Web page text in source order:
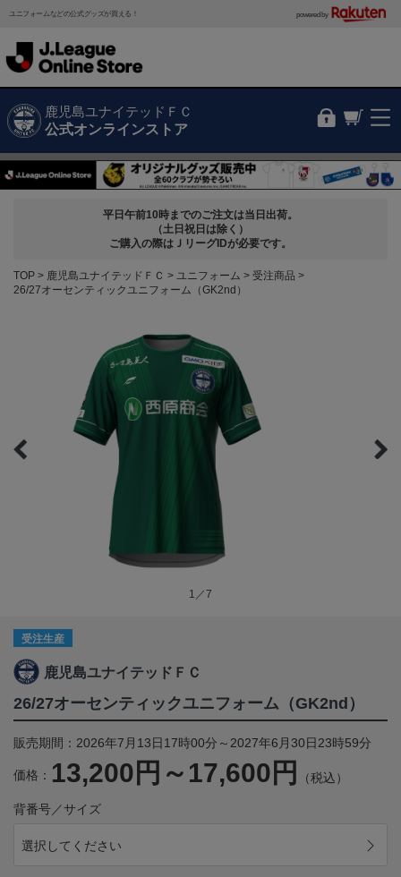
ユニフォームなどの公式グッズが買える！ powered by
鹿児島ユナイテッドＦＣ
公式オンラインストア
平日午前10時までのご注文は当日出荷。
（土日祝日は除く）
ご購入の際はＪリーグIDが必要です。
TOP 鹿児島ユナイテッドＦＣ ユニフォーム
受注商品
26/27オーセンティックユニフォーム（GK2nd）
1／7
受注生産
鹿児島ユナイテッドＦＣ
26/27オーセンティックユニフォーム（GK2nd）
販売期間：2026年7月13日17時00分～2027年6月30日23時59分
価格： 13,200円～17,600円 （税込）
背番号／サイズ
選択してください